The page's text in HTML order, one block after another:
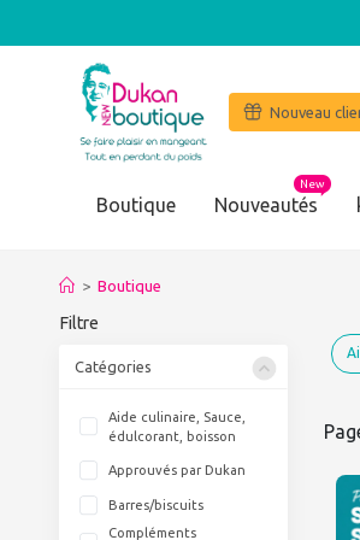
Nouveau
Boutique Nouveautés
New
> Boutique
Filtre
Catégories
Aide culinaire, Sauce,
édulcorant, boisson
Approuvés par Dukan
Barres/biscuits
Compléments